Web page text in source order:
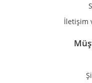
İletişim